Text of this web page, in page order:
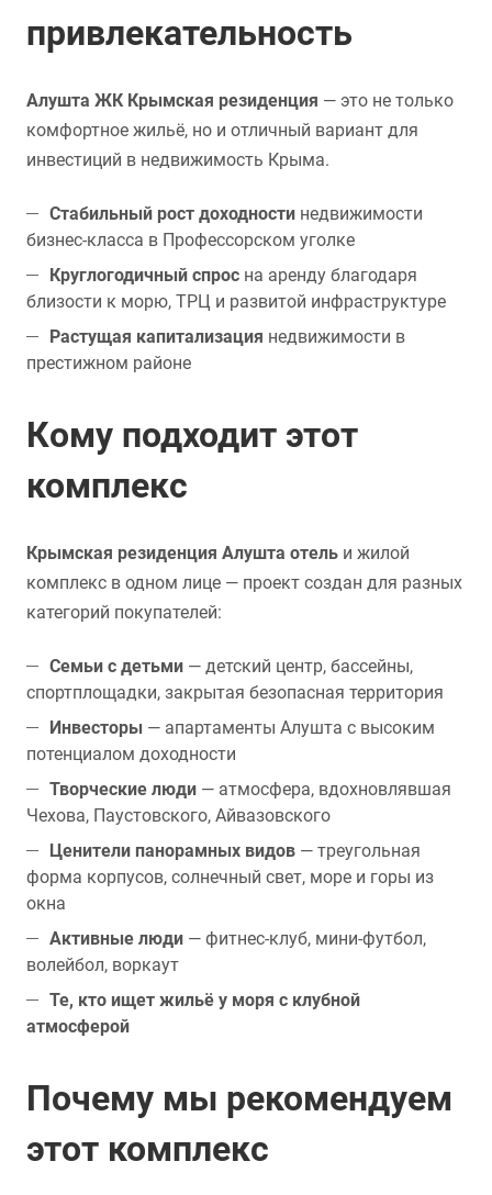
привлекательность
Алушта ЖК Крымская резиденция — это не только
комфортное жильё, но и отличный вариант для
инвестиций в недвижимость Крыма.
Стабильный рост доходности недвижимости
бизнес-класса в Профессорском уголке
Круглогодичный спрос на аренду благодаря
близости к морю, ТРЦ и развитой инфраструктуре
Растущая капитализация недвижимости в
престижном районе
Кому подходит этот
комплекс
Крымская резиденция Алушта отель и жилой
комплекс в одном лице — проект создан для разных
категорий покупателей:
Семьи с детьми — детский центр, бассейны,
спортплощадки, закрытая безопасная территория
Инвесторы — апартаменты Алушта с высоким
потенциалом доходности
Творческие люди — атмосфера, вдохновлявшая
Чехова, Паустовского, Айвазовского
Ценители панорамных видов — треугольная
форма корпусов, солнечный свет, море и горы из
окна
Активные люди — фитнес-клуб, мини-футбол,
волейбол, воркаут
Те, кто ищет жильё у моря с клубной
атмосферой
Почему мы рекомендуем
этот комплекс